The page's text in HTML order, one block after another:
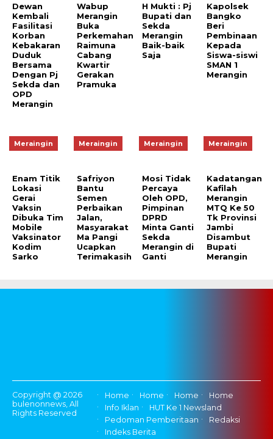
Dewan
Kembali
Fasilitasi
Korban
Kebakaran
Duduk
Bersama
Dengan Pj
Sekda dan
OPD
Merangin
Wabup
Merangin
Buka
Perkemahan
Raimuna
Cabang
Kwartir
Gerakan
Pramuka
H Mukti : Pj
Bupati dan
Sekda
Merangin
Baik-baik
Saja
Kapolsek
Bangko
Beri
Pembinaan
Kepada
Siswa-siswi
SMAN 1
Merangin
Meraingin
Enam Titik
Lokasi
Gerai
Vaksin
Dibuka Tim
Mobile
Vaksinator
Kodim
Sarko
Meraingin
Safriyon
Bantu
Semen
Perbaikan
Jalan,
Masyarakat
Ma Pangi
Ucapkan
Terimakasih
Meraingin
Mosi Tidak
Percaya
Oleh OPD,
Pimpinan
DPRD
Minta Ganti
Sekda
Merangin di
Ganti
Meraingin
Kadatangan
Kafilah
Merangin
MTQ Ke 50
Tk Provinsi
Jambi
Disambut
Bupati
Merangin
Copyright @ 2026
bulenonnews, All
Rights Reserved
Home Home Home
Home
Info Iklan
HUT Ke 1 Newsland
Pedoman Pemberitaan
Redaksi
Indeks Berita